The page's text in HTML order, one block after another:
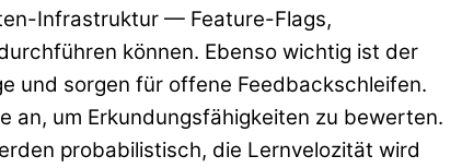
Infrastruktur — Feature-Flags,
können. Ebenso wichtig ist der
und sorgen für offene Feedbackschleifen.
an, um Erkundungsfähigkeiten zu bewerten.
probabilistisch, die Lernvelozität wird